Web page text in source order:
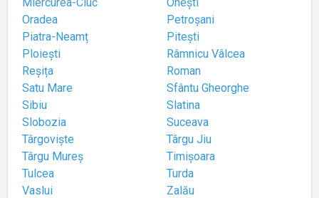
Oradea
Petroșani
Piatra-Neamț
Pitești
Ploiești
Râmnicu Vâlcea
Reșița
Roman
Satu Mare
Sfântu Gheorghe
Sibiu
Slatina
Slobozia
Suceava
Târgoviște
Târgu Jiu
Târgu Mureș
Timișoara
Tulcea
Turda
Vaslui
Zalău